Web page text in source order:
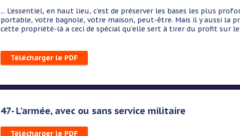
... L’essentiel, en haut lieu, c’est de préserver les bases les plus
portable, votre bagnole, votre maison, peut-être. Mais il y aussi la
cette propriété-là a ceci de spécial qu'elle sert à tirer du profit sur le
Télécharger le PDF
47- L'armée, avec ou sans service militaire
Télécharger le PDF